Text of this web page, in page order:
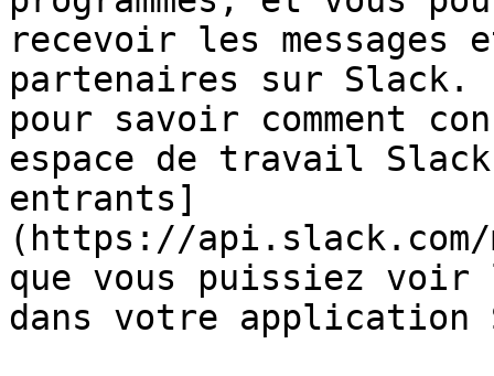
recevoir les
partenaires sur Slack.
pour savoir comment
espace de travail
entrants]
(https://api.slack.com/
que vous puissiez voir
dans votre application